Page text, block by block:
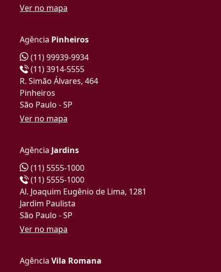
Ver no mapa
Agência Pinheiros
(11) 99939-9934
(11) 3914-5555
R. Simão Álvares, 464
Pinheiros
São Paulo - SP
Ver no mapa
Agência Jardins
(11) 5555-1000
(11) 5555-1000
Al. Joaquim Eugênio de Lima, 1281
Jardim Paulista
São Paulo - SP
Ver no mapa
Agência Vila Romana